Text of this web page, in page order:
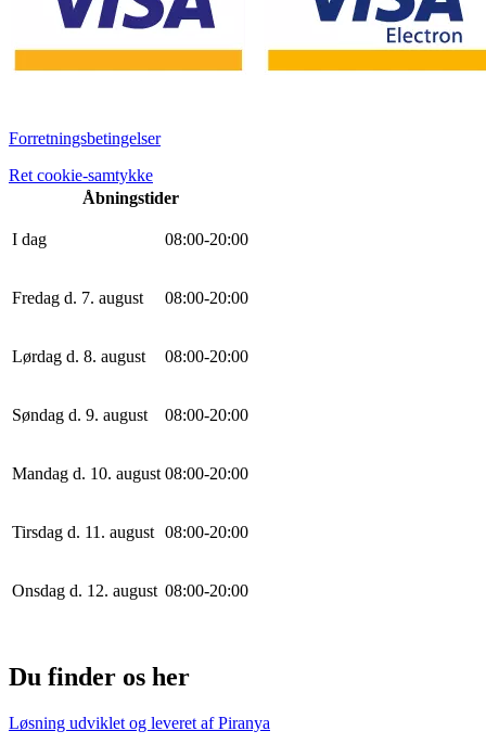
Forretningsbetingelser
Ret cookie-samtykke
Åbningstider
I dag 08:00-20:00
Fredag d. 7. august 08:00-20:00
Lørdag d. 8. august 08:00-20:00
Søndag d. 9. august 08:00-20:00
Mandag d. 10. august 08:00-20:00
Tirsdag d. 11. august 08:00-20:00
Onsdag d. 12. august 08:00-20:00
Du finder os her
Løsning udviklet og leveret afPiranya